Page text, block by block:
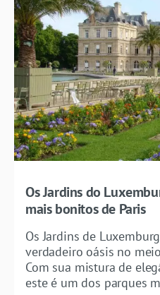
Os Jardins do
mais bonitos de Paris
Os Jardins de
verdadeiro oásis no
Com sua mistura de
este é um dos parques